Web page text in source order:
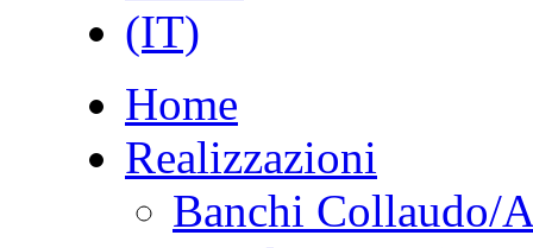
Home
Realizzazioni
Banchi Collaudo/